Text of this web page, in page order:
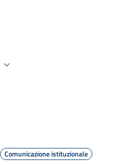
Comunicazione istituzionale